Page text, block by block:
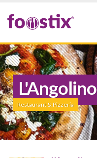
L'Angolino
Restaurant & Pizzeria